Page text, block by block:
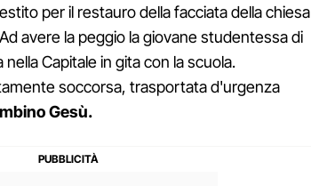
per il restauro della facciata della chiesa
Ad avere la peggio la giovane studentessa di
Capitale in gita con la scuola.
soccorsa, trasportata d'urgenza
Gesù.